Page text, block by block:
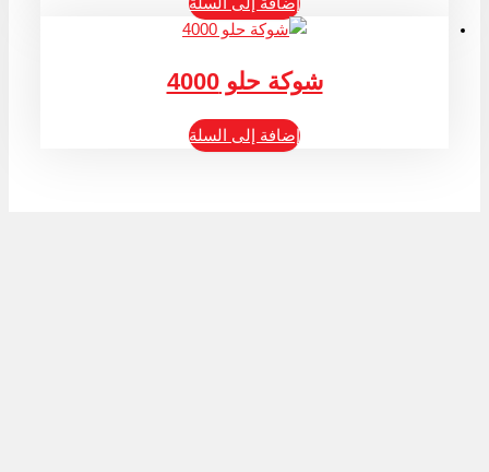
إضافة إلى السلة
شوكة حلو 4000
إضافة إلى السلة